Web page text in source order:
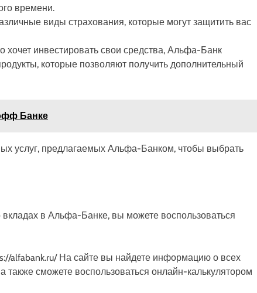
времени.
виды страхования, которые могут защитить вас
хочет инвестировать свои средства, Альфа-Банк
которые позволяют получить дополнительный
Банке
услуг, предлагаемых Альфа-Банком, чтобы выбрать
в Альфа-Банке, вы можете воспользоваться
alfabank.ru/ На сайте вы найдете информацию о всех
также сможете воспользоваться онлайн-калькулятором